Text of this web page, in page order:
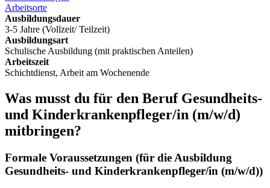
Arbeitsorte
Ausbildungsdauer
3-5 Jahre (Vollzeit/ Teilzeit)
Ausbildungsart
Schulische Ausbildung (mit praktischen Anteilen)
Arbeitszeit
Schichtdienst, Arbeit am Wochenende
Was musst du für den Beruf Gesundheits-
und Kinderkrankenpfleger/in (m/w/d)
mitbringen?
Formale Voraussetzungen (für die Ausbildung
Gesundheits- und Kinderkrankenpfleger/in (m/w/d))